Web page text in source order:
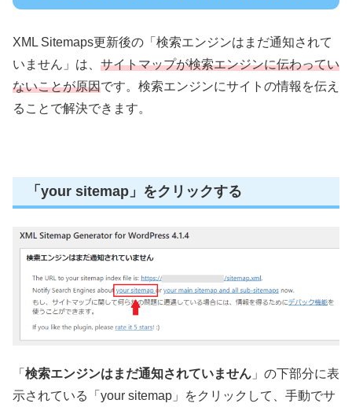
XML Sitemaps更新後の「検索エンジンはまだ通知されて
いません」は、 サイトマップが検索エンジンに伝わってい
ないことが原因です。検索エンジンにサイトの情報を伝え
ることで解決できます。
「your sitemap」をクリックする
「 検索エンジンはまだ通知されていません 」の下部分に表
示されている「your sitemap」をクリックして、手動でサ